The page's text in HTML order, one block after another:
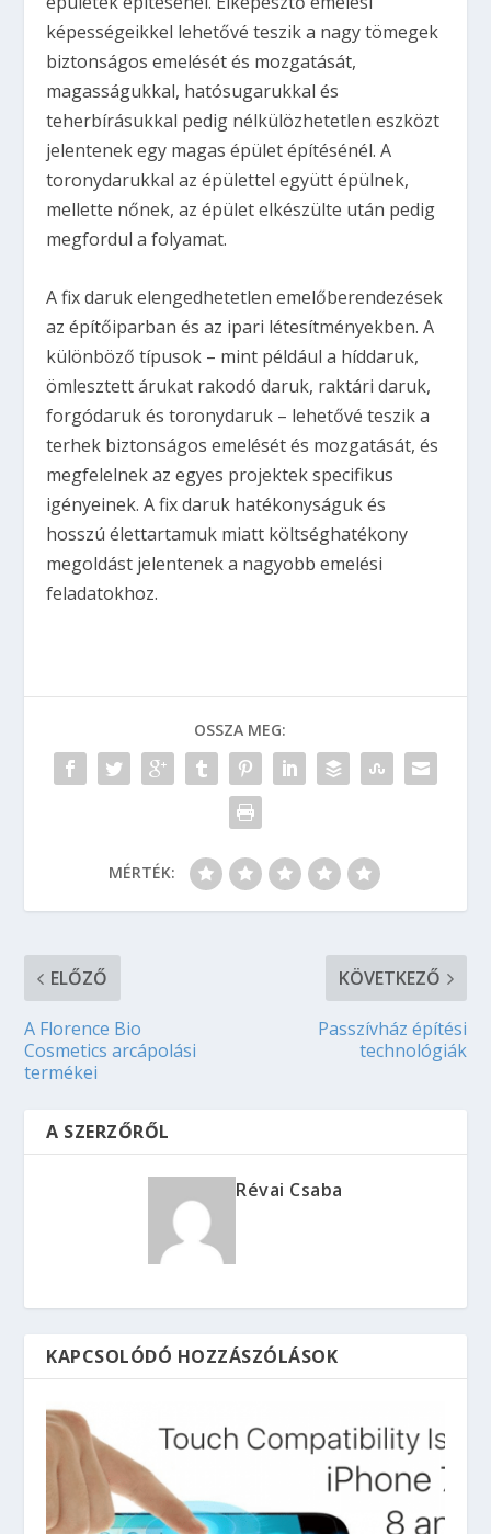
képességeikkel lehetővé teszik a nagy tömegek
biztonságos emelését és mozgatását,
magasságukkal, hatósugarukkal és
teherbírásukkal pedig nélkülözhetetlen eszközt
jelentenek egy magas épület építésénél. A
toronydarukkal az épülettel együtt épülnek,
mellette nőnek, az épület elkészülte után pedig
megfordul a folyamat.
A fix daruk elengedhetetlen emelőberendezések
az építőiparban és az ipari létesítményekben. A
különböző típusok – mint például a híddaruk,
ömlesztett árukat rakodó daruk, raktári daruk,
forgódaruk és toronydaruk – lehetővé teszik a
terhek biztonságos emelését és mozgatását, és
megfelelnek az egyes projektek specifikus
igényeinek. A fix daruk hatékonyságuk és
hosszú élettartamuk miatt költséghatékony
megoldást jelentenek a nagyobb emelési
feladatokhoz.
OSSZA MEG:
MÉRTÉK:
ELŐZŐ
A Florence Bio
Cosmetics arcápolási
termékei
KÖVETKEZŐ
Passzívház építési
technológiák
A SZERZŐRŐL
Révai Csaba
KAPCSOLÓDÓ HOZZÁSZÓLÁSOK